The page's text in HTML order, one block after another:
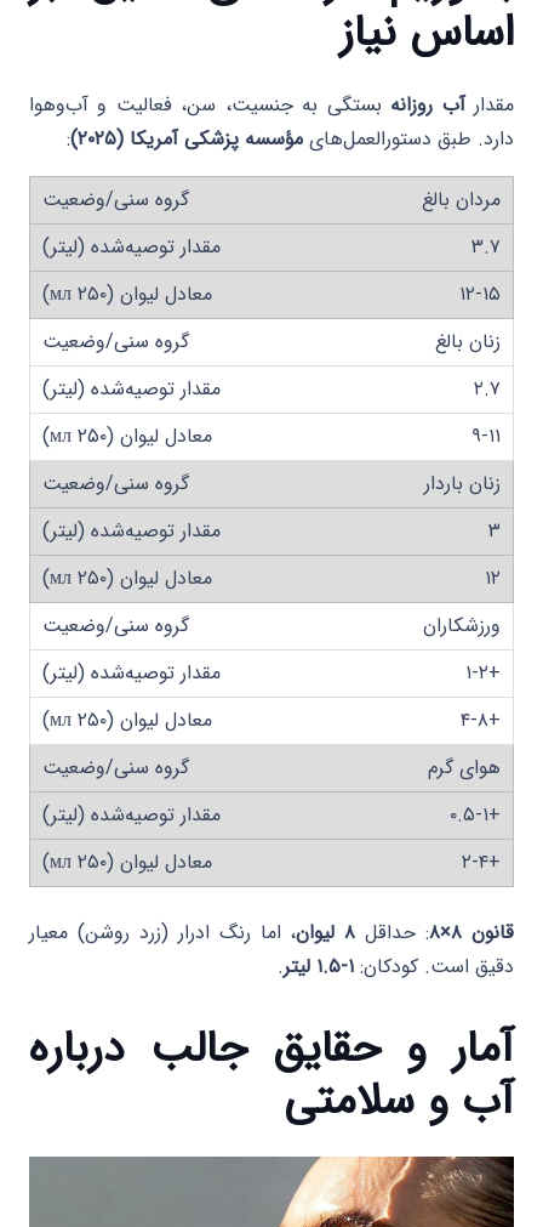
اساس نیاز
مقدارآب روزانه بستگی به جنسیت، سن، فعالیت و آب‌وهوا
دارد. طبق دستورالعمل‌های مؤسسه پزشکی آمریکا (۲۰۲۵)
:
مردان بالغ
۳.۷
۱۲-۱۵
زنان بالغ
۲.۷
۹-۱۱
زنان باردار
۳
۱۲
ورزشکاران
+۱-۲
+۴-۸
هوای گرم
+۰.۵-۱
+۲-۴
قانون ۸×۸ : حداقل ۸ لیوان
، اما رنگ ادرار (زرد روشن) معیار
دقیق است. کودکان: ۱-۱.۵ لیتر .
آمار و حقایق جالب درباره
آب و سلامتی